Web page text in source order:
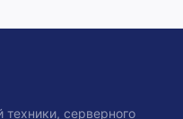
серверного